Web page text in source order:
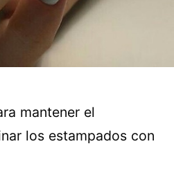
mantener el
los estampados con